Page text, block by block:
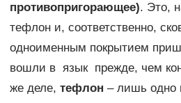
противопригорающее). Это,
тефлон и, соответственно,
одноименным покрытием
вошли в язык прежде, чем
же деле, тефлон – лишь одно